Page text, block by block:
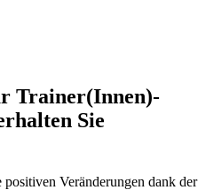
Trainer(Innen)-
Sie
Veränderungen dank der